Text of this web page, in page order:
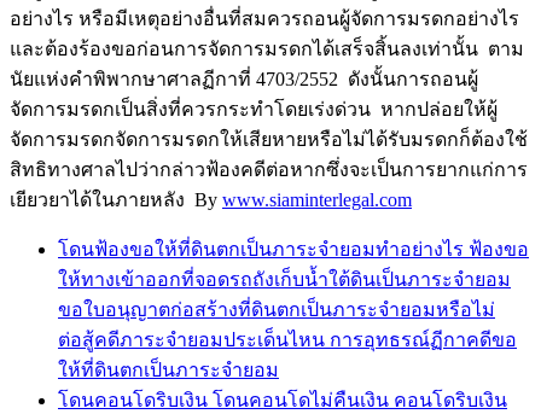
อย่างไร หรือมีเหตุอย่างอื่นที่สมควรถอนผู้จัดการมรดกอย่างไร
และต้องร้องขอก่อนการจัดการมรดกได้เสร็จสิ้นลงเท่านั้น ตาม
นัยแห่งคำพิพากษาศาลฏีกาที่ 4703/2552 ดังนั้นการถอนผู้
จัดการมรดกเป็นสิ่งที่ควรกระทำโดยเร่งด่วน หากปล่อยให้ผู้
จัดการมรดกจัดการมรดกให้เสียหายหรือไม่ได้รับมรดกก็ต้องใช้
สิทธิทางศาลไปว่ากล่าวฟ้องคดีต่อหากซึ่งจะเป็นการยากแก่การ
เยียวยาได้ในภายหลัง By www.siaminterlegal.com
โดนฟ้องขอให้ที่ดินตกเป็นภาระจำยอมทำอย่างไร ฟ้องขอ
ให้ทางเข้าออกที่จอดรถถังเก็บน้ำใต้ดินเป็นภาระจำยอม
ขอใบอนุญาตก่อสร้างที่ดินตกเป็นภาระจำยอมหรือไม่
ต่อสู้คดีภาระจำยอมประเด็นไหน การอุทธรณ์ฏีกาคดีขอ
ให้ที่ดินตกเป็นภาระจำยอม
โดนคอนโดริบเงิน โดนคอนโดไม่คืนเงิน คอนโดริบเงิน